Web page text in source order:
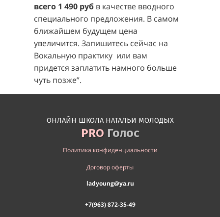
всего 1 490 руб в качестве вводного
специального предложения. В самом
ближайшем будущем цена
увеличится. Запишитесь сейчас на
Вокальную практику или вам
придется заплатить намного больше
чуть позже”.
ОНЛАЙН ШКОЛА НАТАЛЬИ МОЛОДЫХ
PRO Голос
Политика конфиденциальности
Договор оферты
ladyoung@ya.ru
+7(963) 872-35-49